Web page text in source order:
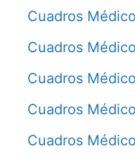
Cuadros
Cuadros
Cuadros
Cuadros
Cuadros